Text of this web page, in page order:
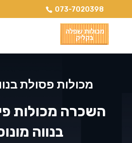
073-7020398
מכולות פסולת
השכרה מכולות
בנווה